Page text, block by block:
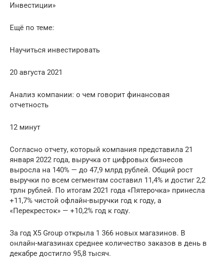
Инвестиции»
Ещё по теме:
Научиться инвестировать
20 августа 2021
Анализ компании: о чем говорит финансовая
отчетность
12 минут
Согласно отчету, который компания представила 21
января 2022 года, выручка от цифровых бизнесов
выросла на 140% — до 47,9 млрд рублей. Общий рост
выручки по всем сегментам составил 11,4% и достиг 2,2
трлн рублей. По итогам 2021 года «Пятерочка» принесла
+11,7% чистой офлайн-выручки год к году, а
«Перекресток» — +10,2% год к году.
За год X5 Group открыла 1 366 новых магазинов. В
онлайн-магазинах среднее количество заказов в день в
декабре достигло 95,8 тысяч.